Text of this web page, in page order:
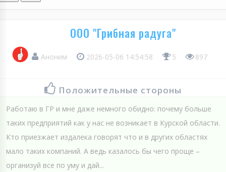
ООО "Грибная радуга"
Аноним 2026-05-06 14:54:58 5 897
Положительные стороны
Работаю в ГР и мне даже немного обидно: почему больше
таких предприятий как у нас не возникает в Курской области.
Кто приезжает издалека говорят что и в других областях
мало таких компаний. А ведь казалось бы чего проще –
организуй все по уму и дай...